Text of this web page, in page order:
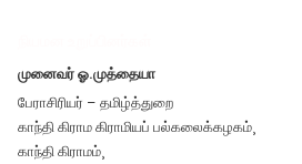
முனைவர் ஓ.முத்தையா
பேராசிரியர் – தமிழ்த்துறை
காந்தி கிராம கிராமியப் பல்கலைக்கழகம்¸
காந்தி கிராமம்¸